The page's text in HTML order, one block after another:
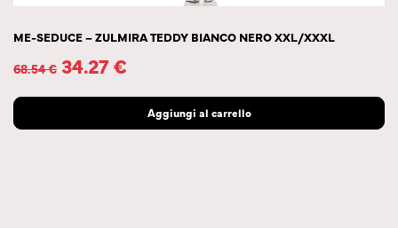
ME-SEDUCE – ZULMIRA TEDDY BIANCO NERO XXL/XXXL
68.54€ 34.27€
Aggiungi al carrello